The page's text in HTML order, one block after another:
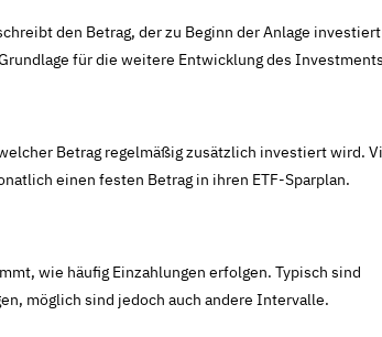
den Betrag, der zu Beginn der Anlage
für die weitere Entwicklung des
Betrag regelmäßig zusätzlich investiert wird.
einen festen Betrag in ihren ETF-Sparplan.
wie häufig Einzahlungen erfolgen. Typisch sind
möglich sind jedoch auch andere Intervalle.